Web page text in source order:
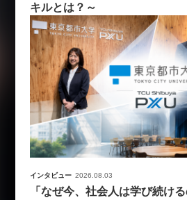
キルとは？～
インタビュー 2026.08.03
「なぜ今、社会人は学び続け